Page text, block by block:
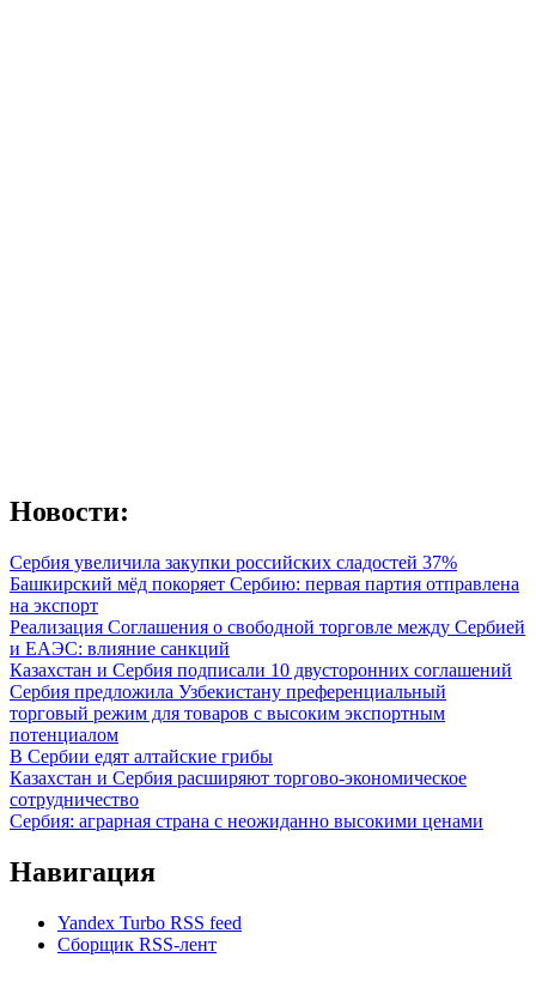
Новости:
Сербия увеличила закупки российских сладостей 37%
Башкирский мёд покоряет Сербию: первая партия отправлена
на экспорт
Реализация Соглашения о свободной торговле между Сербией
и ЕАЭС: влияние санкций
Казахстан и Сербия подписали 10 двусторонних соглашений
Сербия предложила Узбекистану преференциальный
торговый режим для товаров с высоким экспортным
потенциалом
В Сербии едят алтайские грибы
Казахстан и Сербия расширяют торгово-экономическое
сотрудничество
Сербия: аграрная страна с неожиданно высокими ценами
Навигация
Yandex Turbo RSS feed
Сборщик RSS-лент